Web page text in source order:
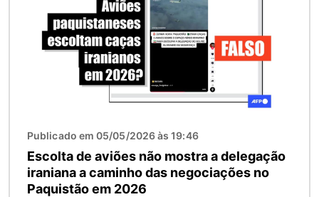
Publicado em 05/05/2026 às 19:46
Escolta de aviões não mostra a delegação
iraniana a caminho das negociações no
Paquistão em 2026